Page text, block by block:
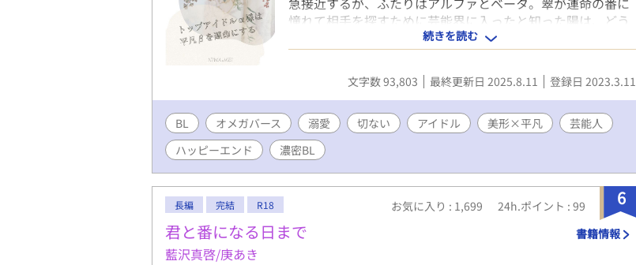
憧れて相手を探すために芸能界に入ったと知った陽は、どう
足掻いても番にはなれない関係に思い悩む。そんなとき、翠
のマネージャーに声をかけられた陽はある決心をする。 運命
の番を探すトップアイドルα×自分に自信がない平凡βの切な
い恋のお話。
続きを読む
文字数 93,803 最終更新日 2025.8.11 登録日 2023.3.11
BL オメガバース 溺愛 切ない アイドル 美形×平凡
芸能人
ハッピーエンド
濃密BL
6
長編 完結 R18 お気に入り : 1,699 24h.ポイント : 99
君と番になる日まで
藍沢真啓/庚あき
書籍情報